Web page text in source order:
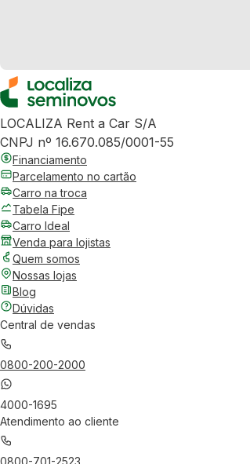
LOCALIZA Rent a Car S/A
CNPJ nº 16.670.085/0001-55
Financiamento
Parcelamento no cartão
Carro na troca
Tabela Fipe
Carro Ideal
Venda para lojistas
Quem somos
Nossas lojas
Blog
Dúvidas
Central de vendas
0800-200-2000
4000-1695
Atendimento ao cliente
0800-701-2523